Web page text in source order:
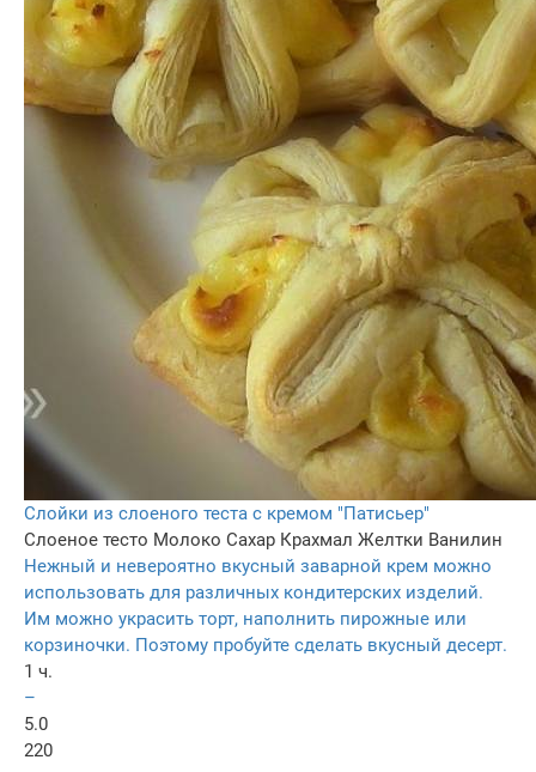
Слойки из слоеного теста с кремом "Патисьер"
Слоеное тесто Молоко Сахар Крахмал Желтки Ванилин
Нежный и невероятно вкусный заварной крем можно
использовать для различных кондитерских изделий.
Им можно украсить торт, наполнить пирожные или
корзиночки. Поэтому пробуйте сделать вкусный десерт.
1 ч.
–
5.0
220